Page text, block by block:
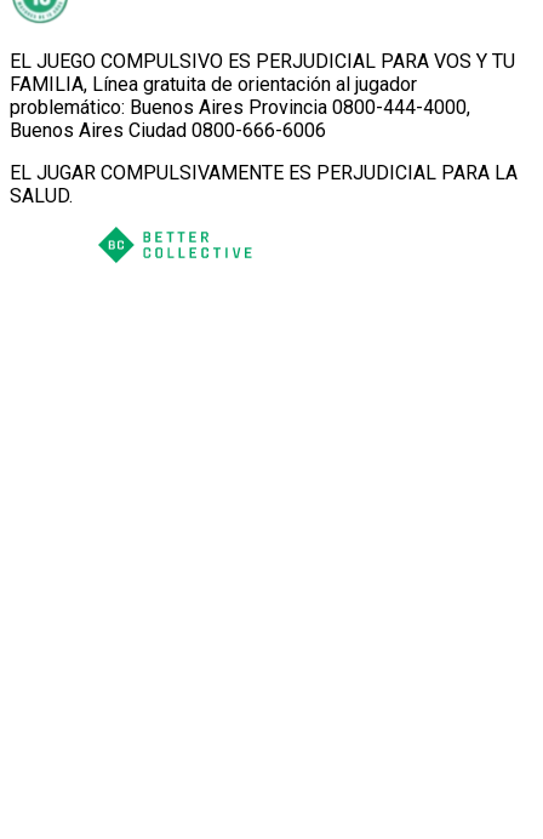
EL JUEGO COMPULSIVO ES PERJUDICIAL PARA VOS Y TU
FAMILIA, Línea gratuita de orientación al jugador
problemático: Buenos Aires Provincia 0800-444-4000,
Buenos Aires Ciudad 0800-666-6006
EL JUGAR COMPULSIVAMENTE ES PERJUDICIAL PARA LA
SALUD.